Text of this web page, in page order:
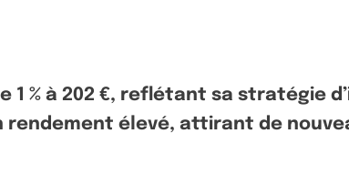
1 % à 202 €, reflétant sa
élevé, attirant de